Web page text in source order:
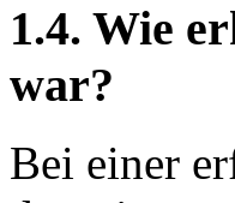
1.4. Wie
war?
Bei einer